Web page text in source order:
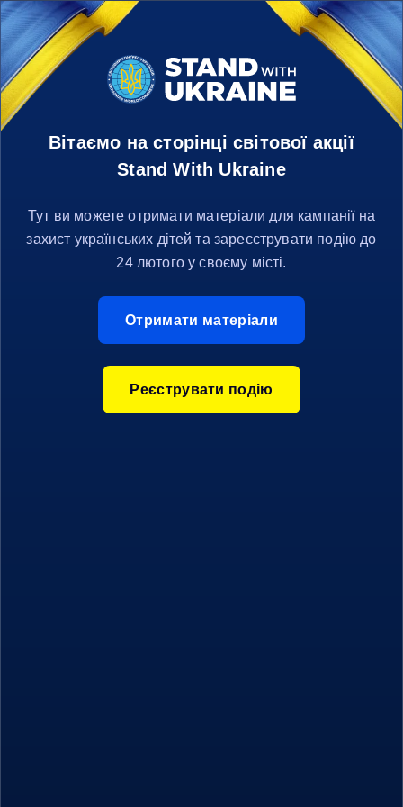
ЗАХИСТИТИ МАЙБУТНІ ПОКОЛІННЯ
EN
Австралія Австрія Азербайджан
Вітаємо на сторінці світової акції
Stand With Ukraine
Тут ви можете отримати матеріали для кампанії на
захист українських дітей та зареєструвати подію до
24 лютого у своєму місті.
Отримати матеріали
Реєструвати подію